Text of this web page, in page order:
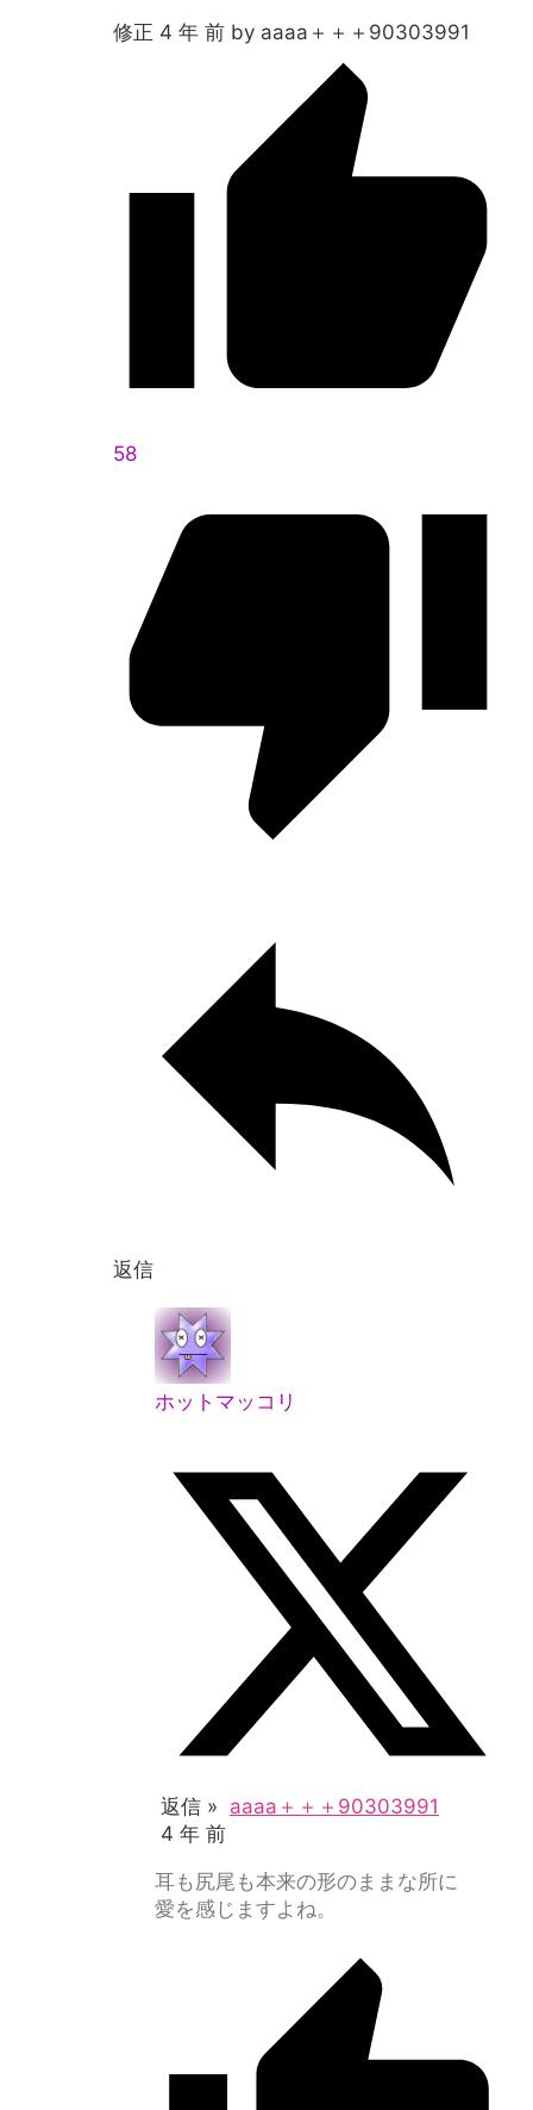
修正 4 年 前 by aaaa＋＋＋90303991
58
返信
ホットマッコリ
返信 » aaaa＋＋＋90303991
4 年 前
耳も尻尾も本来の形のままな所に
愛を感じますよね。